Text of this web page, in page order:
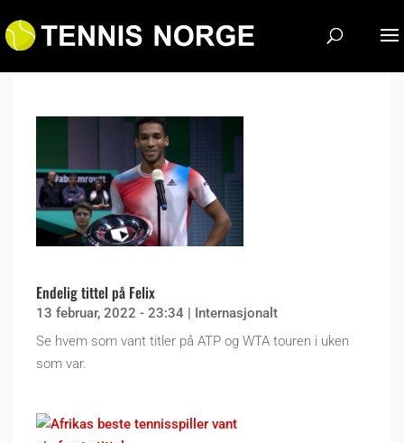
Endelig tittel på Felix
13 februar, 2022 - 23:34 | Internasjonalt
Se hvem som vant titler på ATP og WTA touren i uken
som var.